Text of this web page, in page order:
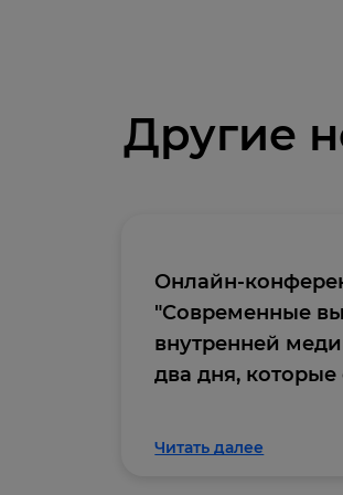
Другие
Онлайн-
"Современные
внутренней
два дня,
сообщество
Читать далее